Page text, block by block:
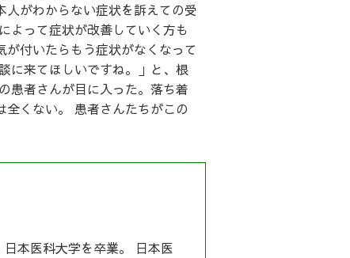
がわからない症状を訴えての受
よって症状が改善していく方も
付いたらもう症状がなくなって
に来てほしいですね。」と、根
患者さんが目に入った。落ち着
くない。 患者さんたちがこの
本医科大学を卒業。 日本医